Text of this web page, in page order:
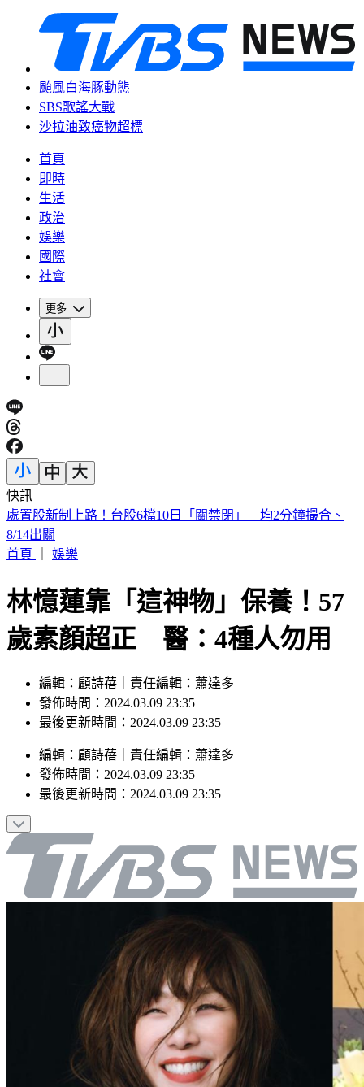
颱風白海豚動態
SBS歌謠大戰
沙拉油致癌物超標
首頁
即時
生活
政治
娛樂
國際
社會
更多
快訊
漢光Day3！模擬共軍襲擊 幻象2000「緊急升空」迎敵畫面
曝
首頁
娛樂
林憶蓮靠「這神物」保養！57
歲素顏超正 醫：4種人勿用
編輯：顧詩蓓｜責任編輯：蕭達多
發佈時間：2024.03.09 23:35
最後更新時間：2024.03.09 23:35
編輯 ： 顧詩蓓 責任編輯 ： 蕭達多
發佈時間： 2024.03.09 23:35
最後更新時間： 2024.03.09 23:35